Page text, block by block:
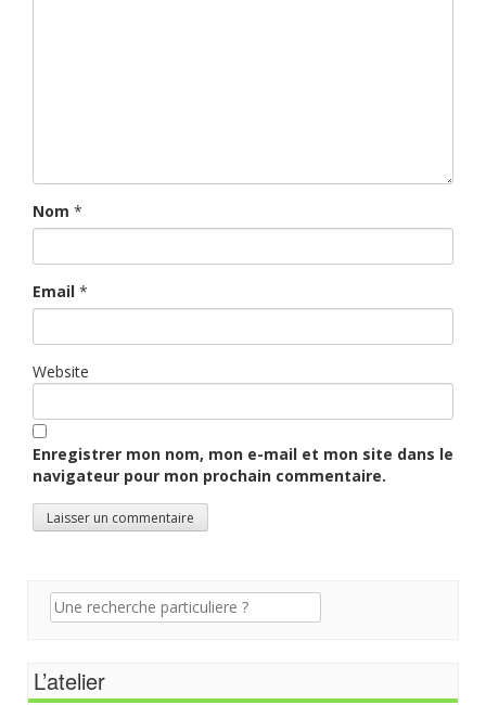
Nom *
Email *
Website
Enregistrer mon nom, mon e-mail et mon site dans le
navigateur pour mon prochain commentaire.
Recherche
pour:
L’atelier